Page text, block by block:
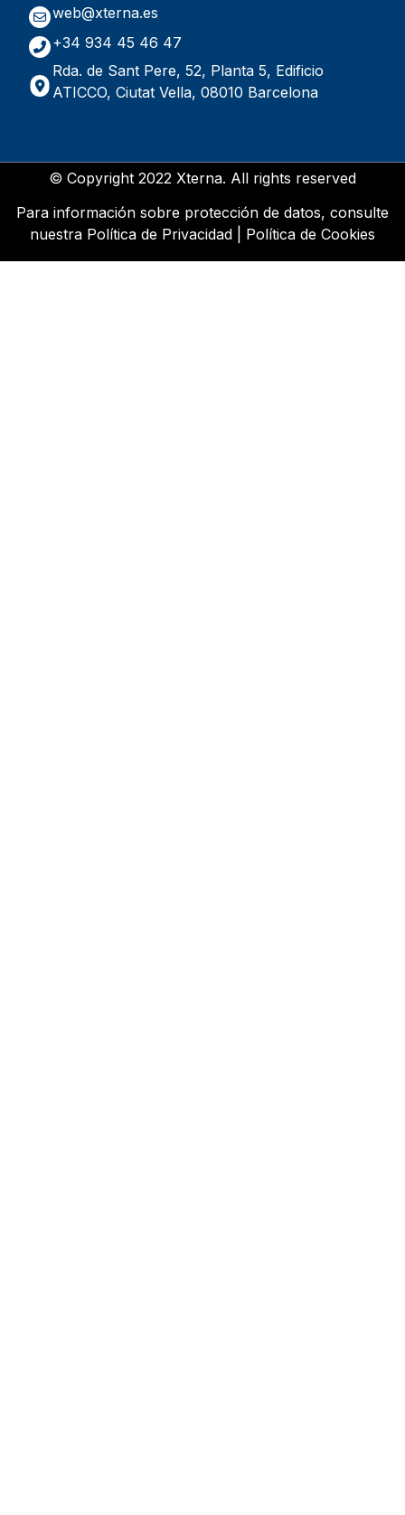
web@xterna.es
+34 934 45 46 47
Rda. de Sant Pere, 52, Planta 5, Edificio
ATICCO, Ciutat Vella, 08010 Barcelona
© Copyright 2022 Xterna. All rights reserved
Para información sobre protección de datos, consulte
nuestra Política de Privacidad Política de Cookies